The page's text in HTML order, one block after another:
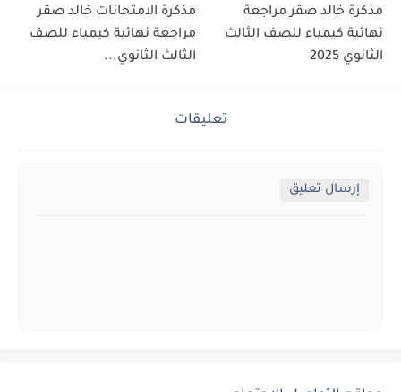
مذكرة خالد صقر مراجعة
نهائية كيمياء للصف الثالث
الثانوي 2025
مذكرة الامتحانات خالد صقر
مراجعة نهائية كيمياء للصف
الثالث الثانوي...
تعليقات
إرسال تعليق